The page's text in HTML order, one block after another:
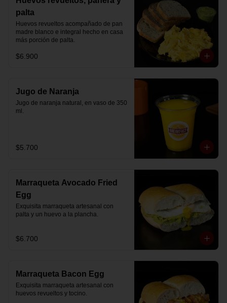
palta
Huevos revueltos acompañado de pan
madre blanco e integral hecho en casa
más porción de palta.
$6.900
Jugo de Naranja
Jugo de naranja natural, en vaso de 350
ml.
$5.700
Marraqueta Avocado Fried
Egg
Exquisita marraqueta artesanal con
palta y un huevo a la plancha.
$6.700
Marraqueta Bacon Egg
Exquisita marraqueta artesanal con
huevos revueltos y tocino.